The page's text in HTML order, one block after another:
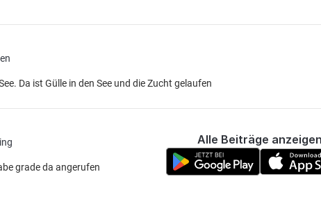
Da ist Gülle in den See und die Zucht gelaufen
grade da angerufen
Alle Beiträge anzeigen